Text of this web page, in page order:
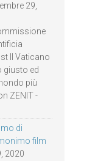
29,
Il Vaticano
giusto ed
più
ZENIT -
di
film
2020